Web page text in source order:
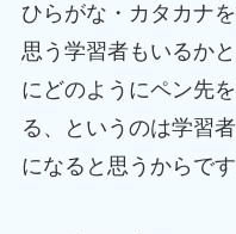
ひらがな・カタカナ
思う学習者もいるか
にどのようにペン先
る、というのは学習
になると思うからです